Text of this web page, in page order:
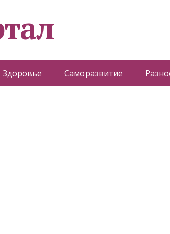
Здоровье Саморазвитие